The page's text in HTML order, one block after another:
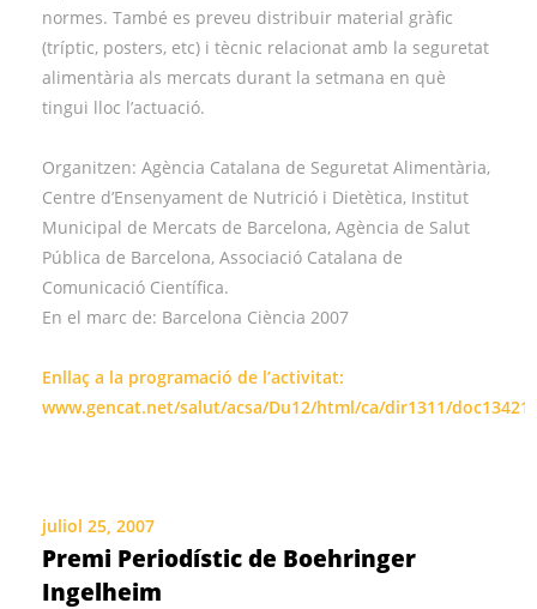
normes. També es preveu distribuir material gràfic
(tríptic, posters, etc) i tècnic relacionat amb la seguretat
alimentària als mercats durant la setmana en què
tingui lloc l’actuació.
Organitzen: Agència Catalana de Seguretat Alimentària,
Centre d’Ensenyament de Nutrició i Dietètica, Institut
Municipal de Mercats de Barcelona, Agència de Salut
Pública de Barcelona, Associació Catalana de
Comunicació Científica.
En el marc de: Barcelona Ciència 2007
Enllaç a la programació de l’activitat:
www.gencat.net/salut/acsa/Du12/html/ca/dir1311/
juliol 25, 2007
Premi Periodístic de Boehringer
Ingelheim